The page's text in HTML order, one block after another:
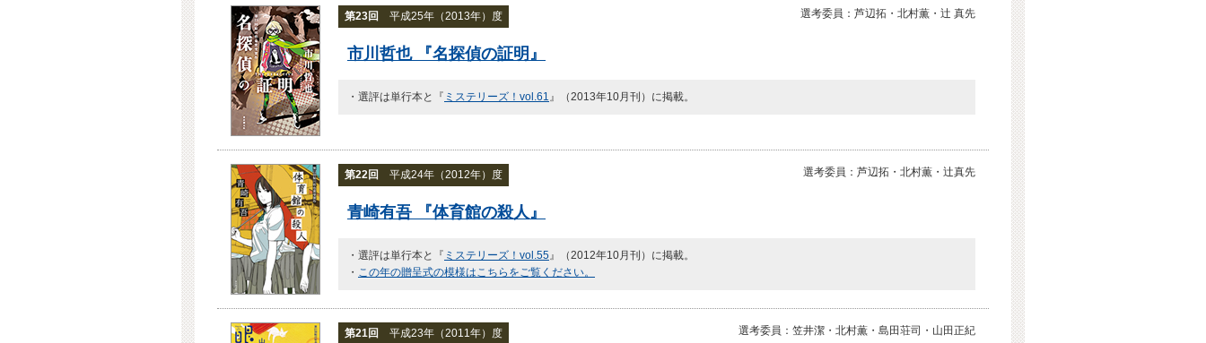
第23回 平成25年（2013年）度 選考委員：芦辺拓・北村薫・辻 真先
市川哲也 『名探偵の証明』
・選評は単行本と『 ミステリーズ！vol.61』（2013年10月刊）に掲載。
第22回 平成24年（2012年）度 選考委員：芦辺拓・北村薫・辻真先
青崎有吾 『体育館の殺人』
・選評は単行本と『 ミステリーズ！vol.55』（2012年10月刊）に掲載。
・ この年の贈呈式の模様はこちらをご覧ください。
第21回 平成23年（2011年）度 選考委員：笠井潔・北村薫・島田荘司・山田正紀